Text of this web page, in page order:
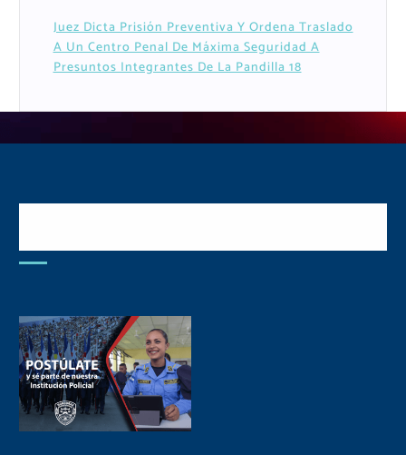
Juez Dicta Prisión Preventiva Y Ordena Traslado
A Un Centro Penal De Máxima Seguridad A
Presuntos Integrantes De La Pandilla 18